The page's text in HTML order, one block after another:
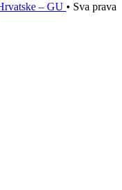
– GU • Sva prava